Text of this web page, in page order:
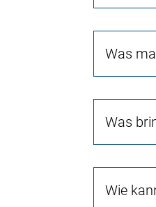
Was
Was
Wie